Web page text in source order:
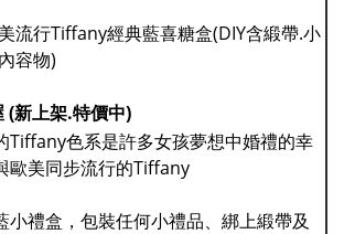
流行Tiffany經典藍喜糖盒(DIY含緞帶.小
容物)
(新上架.特價中)
Tiffany色系是許多女孩夢想中婚禮的幸
歐美同步流行的Tiffany
禮盒，包裝任何小禮品、綁上緞帶及